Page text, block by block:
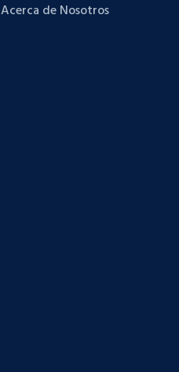
Acerca de Nosotros